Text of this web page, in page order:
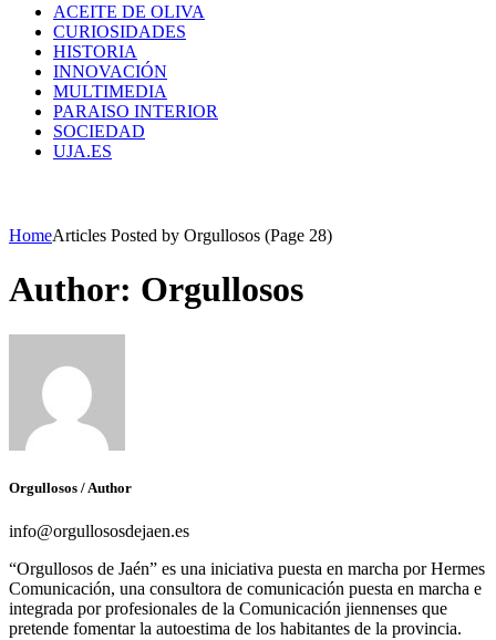
ACEITE DE OLIVA
CURIOSIDADES
HISTORIA
INNOVACIÓN
MULTIMEDIA
PARAISO INTERIOR
SOCIEDAD
UJA.ES
HomeArticles Posted by Orgullosos (Page 28)
Author: Orgullosos
Orgullosos / Author
info@orgullososdejaen.es
“Orgullosos de Jaén” es una iniciativa puesta en marcha por Hermes
Comunicación, una consultora de comunicación puesta en marcha e
integrada por profesionales de la Comunicación jiennenses que
pretende fomentar la autoestima de los habitantes de la provincia.